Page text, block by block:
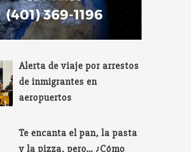
Alerta de viaje por arrestos
de inmigrantes en
aeropuertos
Te encanta el pan, la pasta
y la pizza, pero… ¿Cómo